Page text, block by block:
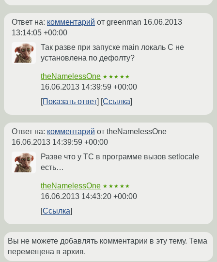
Ответ на: комментарий от greenman 16.06.2013
13:14:05 +00:00
Так разве при запуске main локаль C не
установлена по дефолту?
theNamelessOne ★★★★★
16.06.2013 14:39:59 +00:00
Показать ответ
Ссылка
Ответ на: комментарий от theNamelessOne
16.06.2013 14:39:59 +00:00
Разве что у ТС в программе вызов setlocale
есть…
theNamelessOne ★★★★★
16.06.2013 14:43:20 +00:00
Ссылка
Вы не можете добавлять комментарии в эту тему. Тема
перемещена в архив.